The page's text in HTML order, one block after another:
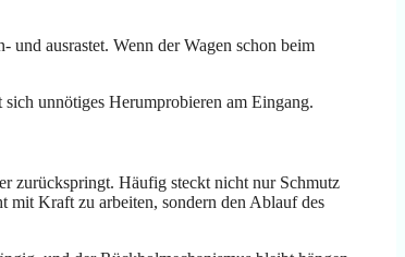
und ausrastet. Wenn der Wagen schon beim
unnötiges Herumprobieren am Eingang.
zurückspringt. Häufig steckt nicht nur Schmutz
mit Kraft zu arbeiten, sondern den Ablauf des